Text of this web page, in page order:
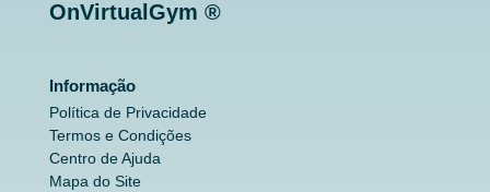
OnVirtualGym ®
Informação
Política de Privacidade
Termos e Condições
Centro de Ajuda
Mapa do Site